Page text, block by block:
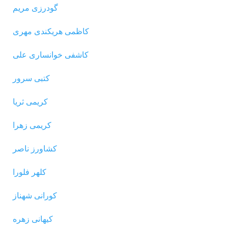
گودرزی مریم
کاظمى هریکندى مهری
کاشفی خوانساری علی
کتبی سرور
کریمی ثریا
کریمی زهرا
کشاورز ناصر
کلهر فلورا
کورانی شهناز
کیهانی زهره